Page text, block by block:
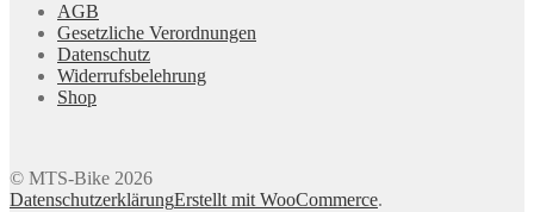
AGB
Gesetzliche Verordnungen
Datenschutz
Widerrufsbelehrung
Shop
© MTS-Bike 2026
DatenschutzerklärungErstellt mit WooCommerce.